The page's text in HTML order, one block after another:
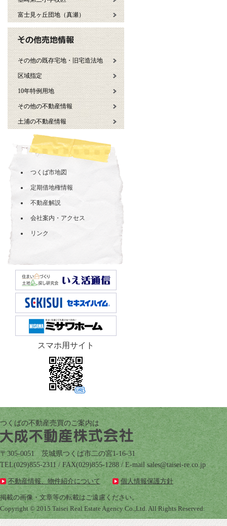
富士見ヶ丘団地（真瀬）
その他の既存宅地・旧宅造法地
区域指定
10年特例用地
その他の不動産情報
土浦の不動産情報
つくば市地図
定期借地権情報
不動産解説
会社案内・アクセス
リンク
スマホ用サイト
つくばの不動産売買のご案内は
〒305-0051 茨城県つくば市二の宮1-16-31
TEL(029)855-2311 / FAX(029)855-1288 / E-mailpj.oc.er-iesiat@selas
不動産情報、物件紹介について 個人情報保護方針
掲載の画像・文章等の転載はご遠慮ください。
Copyright © 2015 Taisei Real Estate Agency Co.,Ltd. All Rights Reserved.